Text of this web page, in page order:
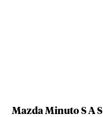
Mazda Minuto S A S